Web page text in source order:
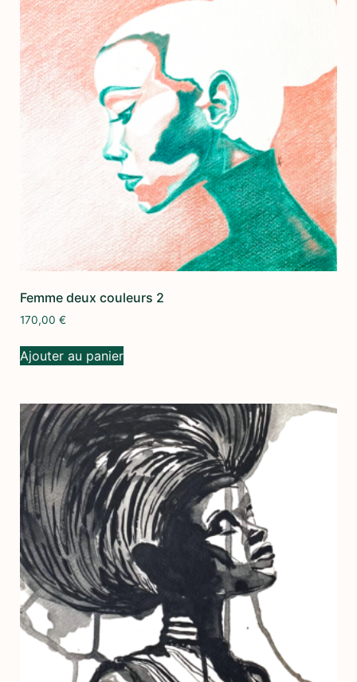
Femme deux couleurs 2
170,00 €
Ajouter au panier